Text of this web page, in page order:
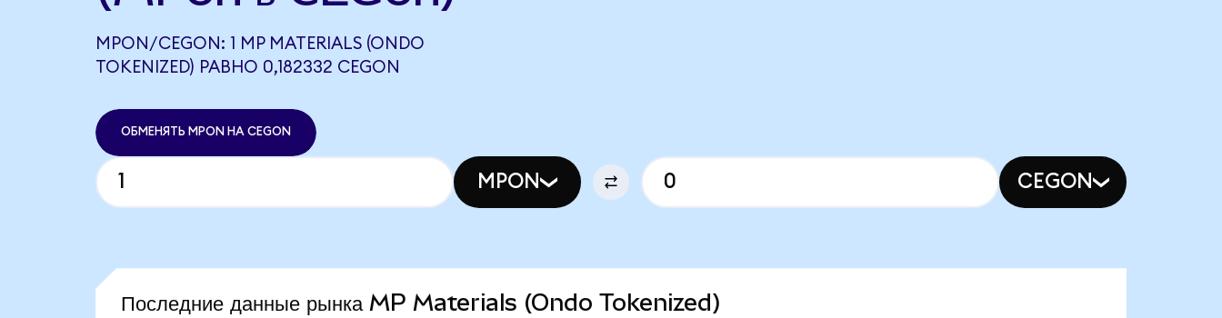
MPON/CEGON: 1 MP MATERIALS (ONDO
TOKENIZED) РАВНО 0,182332 CEGON
ОБМЕНЯТЬ MPON НА CEGON
MPON CEGON
Последние данные рынка MP Materials (Ondo Tokenized)